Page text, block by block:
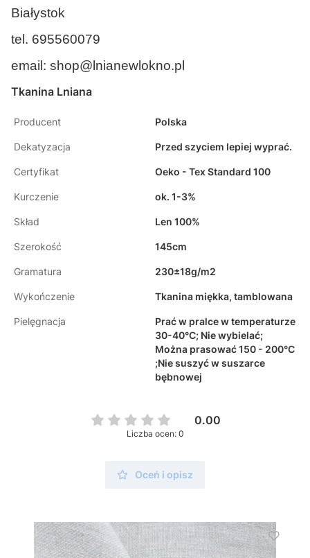
Białystok
tel. 695560079
email: shop@lnianewlokno.pl
Tkanina Lniana
Producent Polska
Dekatyzacja Przed szyciem lepiej wyprać.
Certyfikat Oeko - Tex Standard 100
Kurczenie ok. 1-3%
Skład Len 100%
Szerokość 145cm
Gramatura 230±18g/m2
Wykończenie Tkanina miękka, tamblowana
Pielęgnacja
Prać w pralce w temperaturze
30-40°C; Nie wybielać;
Można prasować 150 - 200°C
;Nie suszyć w suszarce
bębnowej
0.00
Liczba ocen: 0
Oceń i opisz